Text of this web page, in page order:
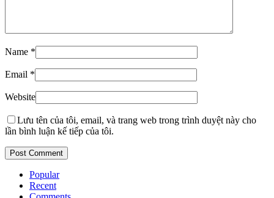
Name *
Email *
Website
Lưu tên của tôi, email, và trang web trong trình duyệt này cho
lần bình luận kế tiếp của tôi.
Popular
Recent